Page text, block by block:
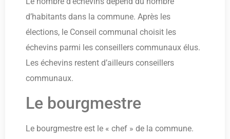
d’habitants dans la commune. Après les
élections, le Conseil communal choisit les
échevins parmi les conseillers communaux élus.
Les échevins restent d’ailleurs conseillers
communaux.
Le bourgmestre
Le bourgmestre est le « chef » de la commune.